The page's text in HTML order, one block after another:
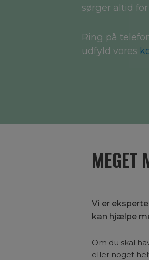
sørger altid
Ring på
udfyld vores
MEGET
Vi er
kan hjælpe
Om du skal
eller noget